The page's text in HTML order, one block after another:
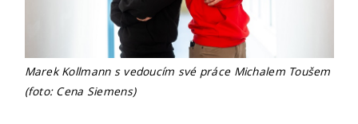
Marek Kollmann s vedoucím své práce Michalem Toušem
(foto: Cena Siemens)